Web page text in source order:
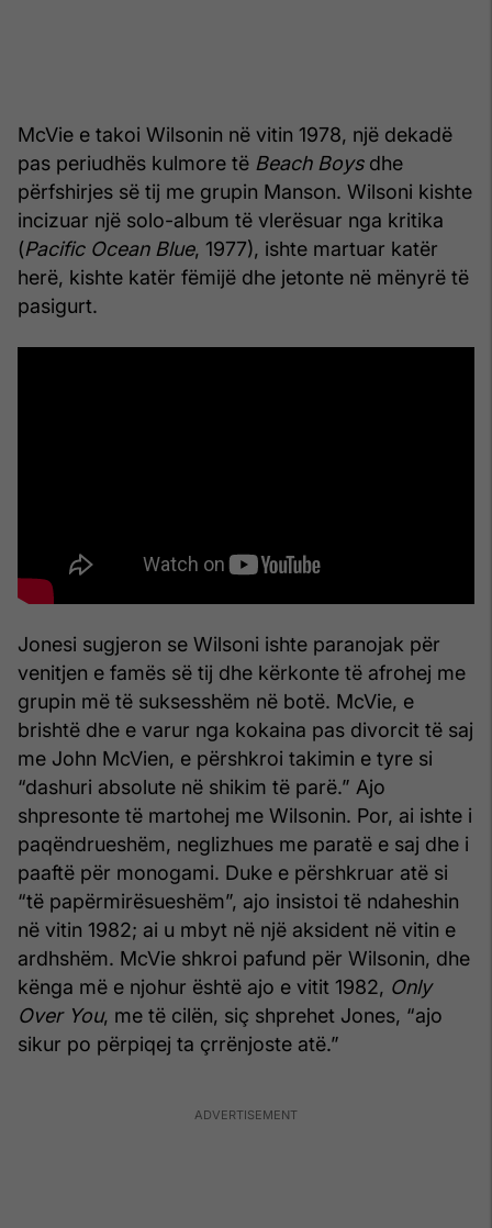
McVie e takoi Wilsonin në vitin 1978, një dekadë
pas periudhës kulmore të Beach Boysdhe
përfshirjes së tij me grupin Manson. Wilsoni kishte
incizuar një solo-album të vlerësuar nga kritika
(Pacific Ocean Blue, 1977), ishte martuar katër
herë, kishte katër fëmijë dhe jetonte në mënyrë të
pasigurt.
Jonesi sugjeron se Wilsoni ishte paranojak për
venitjen e famës së tij dhe kërkonte të afrohej me
grupin më të suksesshëm në botë. McVie, e
brishtë dhe e varur nga kokaina pas divorcit të saj
me John McVien, e përshkroi takimin e tyre si
“dashuri absolute në shikim të parë.” Ajo
shpresonte të martohej me Wilsonin. Por, ai ishte i
paqëndrueshëm, neglizhues me paratë e saj dhe i
paaftë për monogami. Duke e përshkruar atë si
“të papërmirësueshëm”, ajo insistoi të ndaheshin
në vitin 1982; ai u mbyt në një aksident në vitin e
ardhshëm. McVie shkroi pafund për Wilsonin, dhe
kënga më e njohur është ajo e vitit 1982, Only
Over You, me të cilën, siç shprehet Jones, “ajo
sikur po përpiqej ta çrrënjoste atë.”